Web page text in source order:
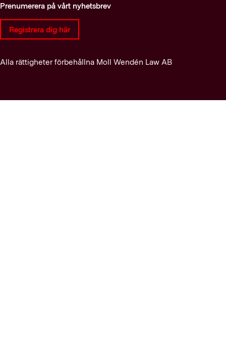
Prenumerera på vårt nyhetsbrev
Registrera dig här
Alla rättigheter förbehållna Moll Wendén Law AB